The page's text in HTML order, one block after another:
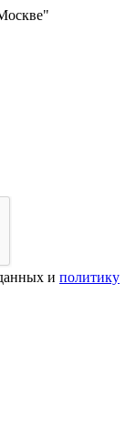
и политику